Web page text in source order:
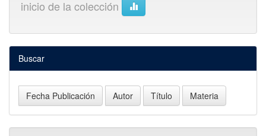
inicio de la colección
Buscar